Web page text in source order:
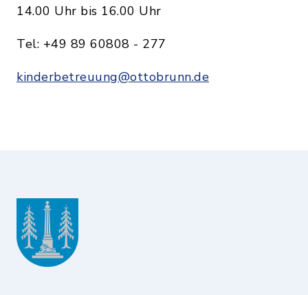
14.00 Uhr bis 16.00 Uhr
Tel: +49 89 60808 - 277
kinderbetreuung@ottobrunn.de